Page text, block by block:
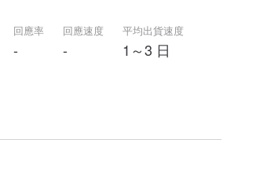
回應率
-
回應速度
-
平均出貨速度
1～3 日